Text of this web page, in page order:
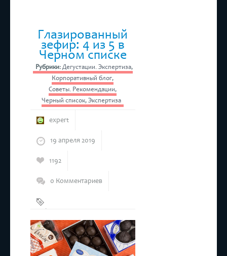
Глазированный
зефир: 4 из 5 в
Черном списке
Рубрики: Дегустации. Экспертиза,
Корпоративный блог,
Советы. Рекомендации,
Черный список,Экспертиза
expert
19 апреля 2019
1192
0 Комментариев
Зефир